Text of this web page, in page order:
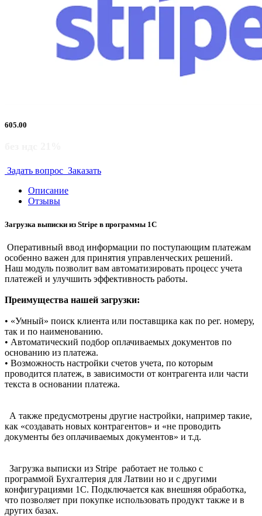
605.00
Задать вопрос Заказать
Описание
Отзывы
Загрузка выписки из Stripe в программы 1C
Оперативный ввод информации по поступающим платежам
особенно важен для принятия управленческих решений.
Наш модуль позволит вам автоматизировать процесс учета
платежей и улучшить эффективность работы.
Преимущества нашей загрузки:
• «Умный» поиск клиента или поставщика как по рег. номеру,
так и по наименованию.
• Автоматический подбор оплачиваемых документов по
основанию из платежа.
• Возможность настройки счетов учета, по которым
проводится платеж, в зависимости от контрагента или части
текста в основании платежа.
А также предусмотрены другие настройки, например такие,
как «создавать новых контрагентов» и «не проводить
документы без оплачиваемых документов» и т.д.
Загрузка выписки из Stripe работает не только с
программой Бухгалтерия для Латвии но и с другими
конфигурациями 1С. Подключается как внешняя обработка,
что позволяет при покупке использовать продукт также и в
других базах.